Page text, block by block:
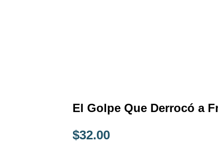
El Golpe Que Derrocó a
$32.00